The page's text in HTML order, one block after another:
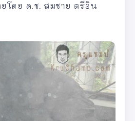
โดย ด.ช. สมชาย ตรีอิน